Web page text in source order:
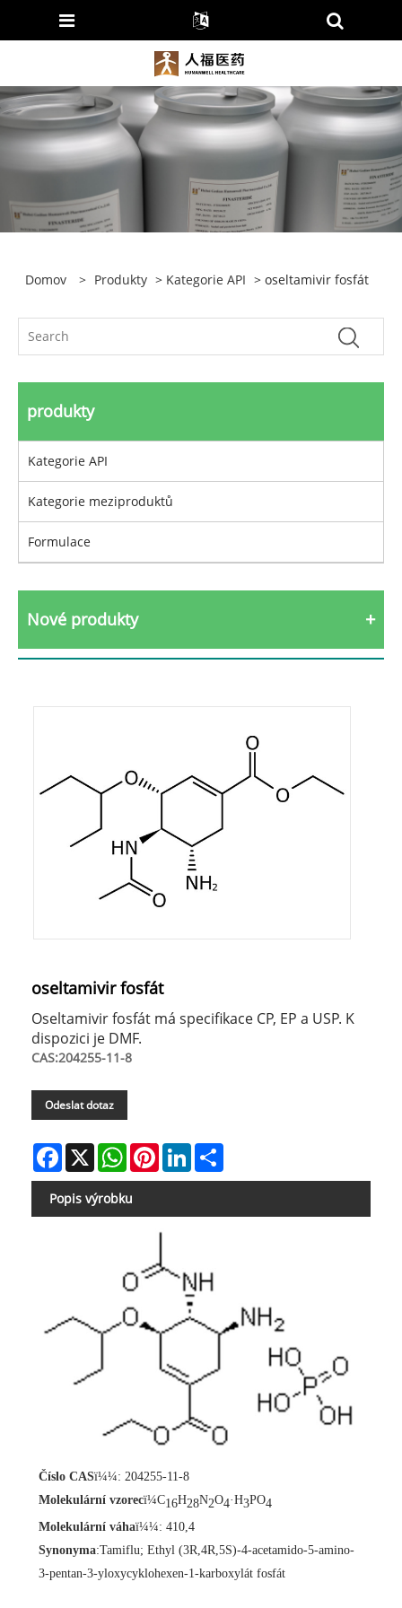
Domov > Produkty > Kategorie API > oseltamivir fosfát
produkty
Kategorie API
Kategorie meziproduktů
Formulace
Nové produkty
oseltamivir fosfát
Oseltamivir fosfát má specifikace CP, EP a USP. K
dispozici je DMF.
CAS:204255-11-8
Odeslat dotaz
Facebook
X WhatsAppPinterestLinkedIn
Popis výrobku
Číslo CASï¼¼: 204255-11-8
Molekulární vzorecï¼C16H28N2O4·H3PO4
Molekulární váhaï¼¼: 410,4
Synonyma:Tamiflu; Ethyl (3R,4R,5S)-4-acetamido-5-amino-
3-pentan-3-yloxycyklohexen-1-karboxylát fosfát